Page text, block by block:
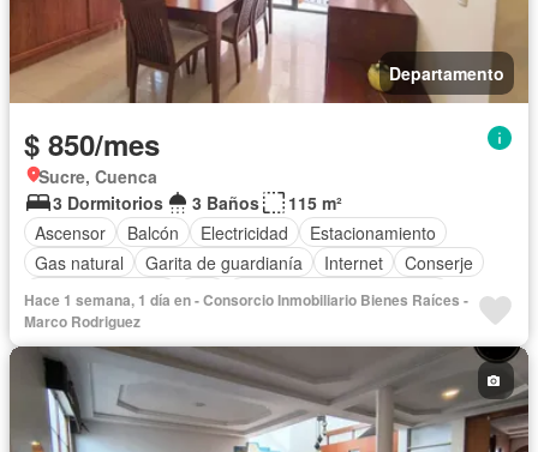
Departamento
$ 850/mes
Sucre, Cuenca
3 Dormitorios
3 Baños
115 m²
Ascensor
Balcón Electricidad
Estacionamiento
Gas natural
Garita de guardianía Internet
Conserje
Vista panorámica
Wifi Completamente amoblado
Hace 1 semana, 1 día en - Consorcio Inmobiliario Bienes Raíces -
Marco Rodriguez